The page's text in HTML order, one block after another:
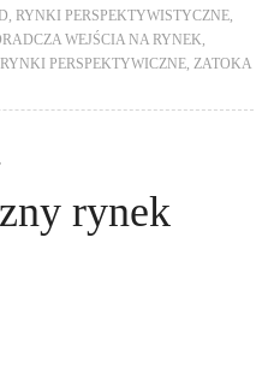
,RYNKI PERSPEKTYWISTYCZNE
WEJŚCIA NA RYNEK
PERSPEKTYWICZNE ZATOKA
rynek